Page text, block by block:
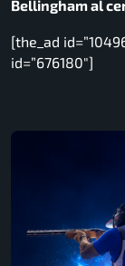
Bellingham al
[the_ad
id=”676180″]